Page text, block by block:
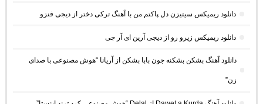
دانلود ریمیکس سیتیزن دل پاکتم من با آهنگ ترکی دختر از دیجی فنزو
دانلود ریمیکس زیرو رو از دیجی آرین ای آر جی
دانلود آهنگ بشکن بشکنه جون بابا بشکن از آریانا “هوش مصنوعی با صدای
زن”